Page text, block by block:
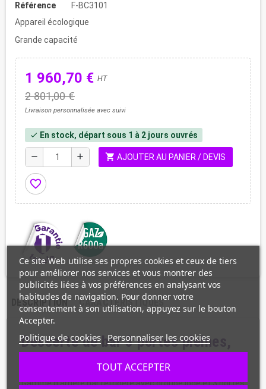
Référence
F-BC3101
Appareil écologique
Grande capacité
1 960,70 € HT
2 801,00 €
Livraison personnalisée avec suivi
check En stock, départ sous 1 à 2 jours ouvrés
remove add shopping_cart AJOUTER AU PANIER / DEVIS
favorite_border
DESCRIPTION CARACTÉRISTIQUES
Desserte de bar 3 portes pleines,
Gamme d'arrière bar réfrigéré avec groupe logé et 3 portes
Ce site Web utilise ses propres cookies et ceux de tiers
pour améliorer nos services et vous montrer des
publicités liées à vos préférences en analysant vos
habitudes de navigation. Pour donner votre
consentement à son utilisation, appuyez sur le bouton
Accepter.
Politique de cookies Personnaliser les cookies
TOUT ACCEPTER